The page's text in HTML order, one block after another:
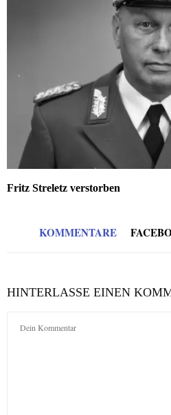
Fritz Streletz verstorben
KOMMENTARE
HINTERLASSE EINEN